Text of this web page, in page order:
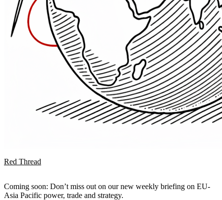
Red Thread
Coming soon: Don’t miss out on our new weekly briefing on EU-
Asia Pacific power, trade and strategy.